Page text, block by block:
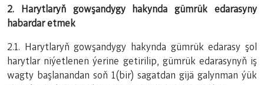
2. Harytlaryň gowşandygy hakynda gümrük edarasyny
habardar etmek
2.1. Harytlaryň gowşandygy hakynda gümrük edarasy şol
harytlar niýetlenen ýerine getirilip, gümrük edarasynyň iş
wagty başlanandan soň 1(bir) sagatdan gijä galynman ýük